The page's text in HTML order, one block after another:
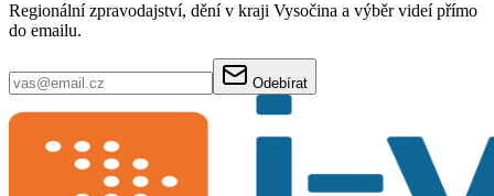
Regionální zpravodajství, dění v kraji Vysočina a výběr videí přímo
do emailu.
Odebírat